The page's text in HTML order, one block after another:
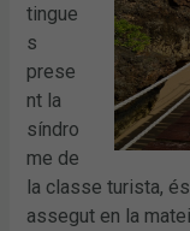
tingue
s
prese
nt la
síndro
me de
la classe turista,
assegut en la